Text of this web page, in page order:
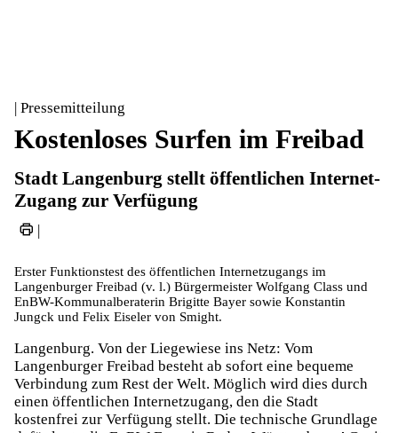
| Pressemitteilung
Kostenloses Surfen im Freibad
Stadt Langenburg stellt öffentlichen Internet-
Zugang zur Verfügung
|
Erster Funktionstest des öffentlichen Internetzugangs im
Langenburger Freibad (v. l.) Bürgermeister Wolfgang Class und
EnBW-Kommunalberaterin Brigitte Bayer sowie Konstantin
Jungck und Felix Eiseler von Smight.
Langenburg. Von der Liegewiese ins Netz: Vom
Langenburger Freibad besteht ab sofort eine bequeme
Verbindung zum Rest der Welt. Möglich wird dies durch
einen öffentlichen Internetzugang, den die Stadt
kostenfrei zur Verfügung stellt. Die technische Grundlage